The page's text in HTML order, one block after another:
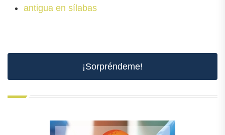
antigua en sílabas
¡Sorpréndeme!